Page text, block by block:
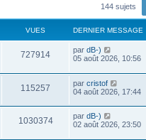
144 sujets
VUES DERNIER MESSAGE
727914V
u
s
D
e
n
i
e
m
e
s
par dB-)
05 août 2026, 10:56
115257
u
e
D
e
n
i
e
par cristof
04 août 2026, 17:44
1030374V
D
e
par dB-)
02 août 2026, 23:50